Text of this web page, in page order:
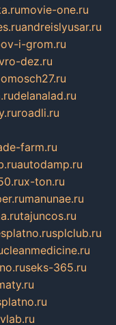
movie-one.ru
andreislyusar.ru
i-grom.ru
dez.ru
delanalad.ru
roadli.ru
farm.ru
autodamp.ru
x-ton.ru
manunae.ru
tajuncos.ru
splclub.ru
cleanmedicine.ru
seks-365.ru